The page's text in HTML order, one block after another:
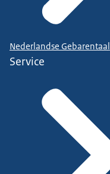
Nederlandse Gebarentaal
Service